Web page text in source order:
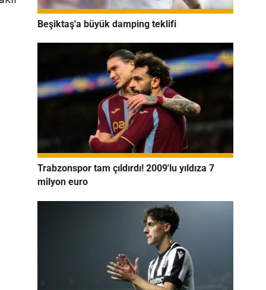
Beşiktaş'a büyük damping teklifi
Trabzonspor tam çıldırdı! 2009'lu yıldıza 7
milyon euro